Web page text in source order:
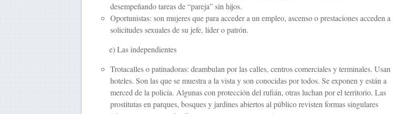
desempeñando tareas de “pareja” sin hijos.
Oportunistas: son mujeres que para acceder a un empleo, ascenso o prestaciones acceden a
solicitudes sexuales de su jefe, líder o patrón.
e) Las independientes
Trotacalles o patinadoras: deambulan por las calles, centros comerciales y terminales. Usan
hoteles. Son las que se muestra a la vista y son conocidas por todos. Se exponen y están a
merced de la policía. Algunas con protección del rufián, otras luchan por el territorio. Las
prostitutas en parques, bosques y jardines abiertos al público revisten formas singulares